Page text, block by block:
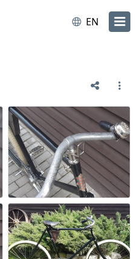
EN